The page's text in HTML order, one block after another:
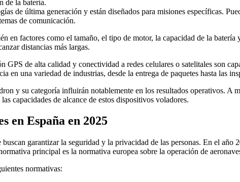
de la batería.
de última generación y están diseñados para misiones específicas.
de comunicación.
en factores como el tamaño, el tipo de motor, la capacidad de la
distancias más largas.
GPS de alta calidad y conectividad a redes celulares o satelitales son
en una variedad de industrias, desde la entrega de paquetes hasta las
y su categoría influirán notablemente en los resultados operativos. A
capacidades de alcance de estos dispositivos voladores.
en España en 2025
garantizar la seguridad y la privacidad de las personas. En el
principal es la normativa europea sobre la operación de
normativas: